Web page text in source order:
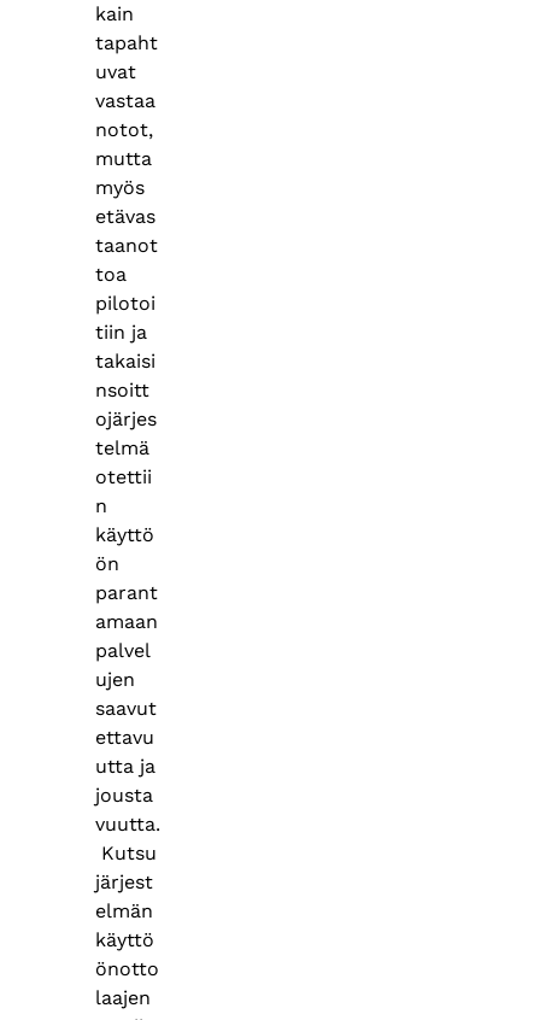
kain
tapaht
uvat
vastaa
notot,
mutta
myös
etävas
taanot
toa
pilotoi
tiin ja
takaisi
nsoitt
ojärjes
telmä
otettii
n
käyttö
ön
parant
amaan
palvel
ujen
saavut
ettavu
utta ja
jousta
vuutta.
Kutsu
järjest
elmän
käyttö
önotto
laajen